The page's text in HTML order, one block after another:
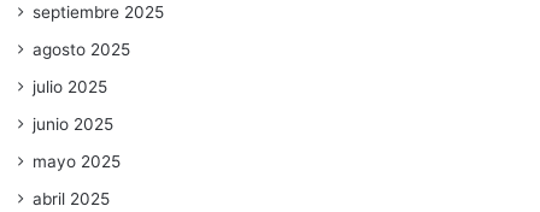
septiembre 2025
agosto 2025
julio 2025
junio 2025
mayo 2025
abril 2025